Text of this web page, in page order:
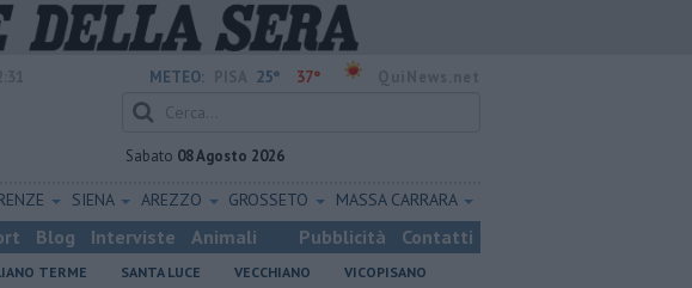
METEO: 25° 37°
Sabato 08 Agosto 2026
SIENA AREZZO GROSSETO MASSA CARRARA
Blog Interviste Animali Pubblicità Contatti
TERME SANTA LUCE VECCHIANO VICOPISANO